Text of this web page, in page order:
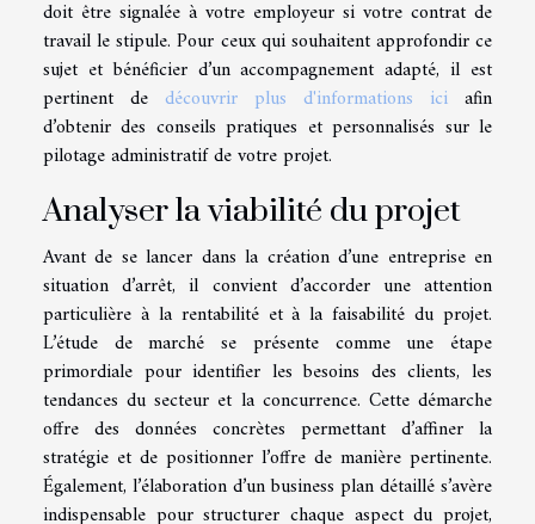
doit être signalée à votre employeur si votre contrat de
travail le stipule. Pour ceux qui souhaitent approfondir ce
sujet et bénéficier d’un accompagnement adapté, il est
pertinent de découvrir plus d'informations ici afin
d’obtenir des conseils pratiques et personnalisés sur le
pilotage administratif de votre projet.
Analyser la viabilité du projet
Avant de se lancer dans la création d’une entreprise en
situation d’arrêt, il convient d’accorder une attention
particulière à la rentabilité et à la faisabilité du projet.
L’étude de marché se présente comme une étape
primordiale pour identifier les besoins des clients, les
tendances du secteur et la concurrence. Cette démarche
offre des données concrètes permettant d’affiner la
stratégie et de positionner l’offre de manière pertinente.
Également, l’élaboration d’un business plan détaillé s’avère
indispensable pour structurer chaque aspect du projet,